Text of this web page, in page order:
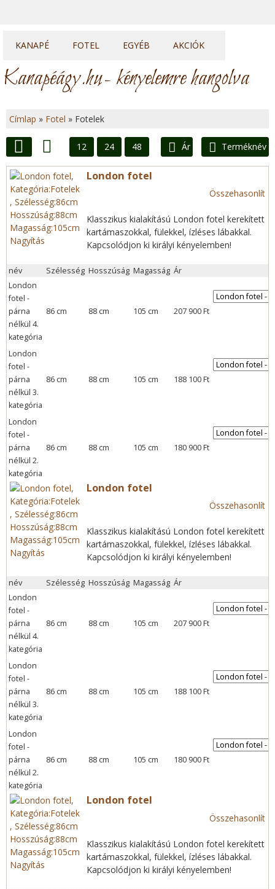
Kanapéágy.hu- kényelemre hangolva
KANAPÉ
Kanapék
Sarok kanapék
Elemes kanapék
FOTEL
Fotelek
Fotelágyak
EGYÉB
Heverők
Franciaágyak
AKCIÓK
J
e
e
n
e
g
i
h
e
l
y
Címlap » Fotel » Fotelek
12 24 48 Ár
Terméknév
Lista
Rács
Nagyítás
London fotel
Összehasonlít
Klasszikus kialakítású London fotel kerekített
kartámaszokkal, fülekkel, ízléses lábakkal.
Kapcsolódjon ki királyi kényelemben!
név Szélesség Hosszúság Magasság Ár
London
fotel -
párna
nélkül 4.
kategória
86 cm 88 cm 105 cm 207 900 Ft
London
fotel -
párna
nélkül 3.
kategória
86 cm 88 cm 105 cm 188 100 Ft
London
fotel -
párna
nélkül 2.
kategória
86 cm 88 cm 105 cm 180 900 Ft
Nagyítás
London fotel
Összehasonlít
Klasszikus kialakítású London fotel kerekített
kartámaszokkal, fülekkel, ízléses lábakkal.
Kapcsolódjon ki királyi kényelemben!
név Szélesség Hosszúság Magasság Ár
London
fotel -
párna
nélkül 4.
kategória
86 cm 88 cm 105 cm 207 900 Ft
London
fotel -
párna
nélkül 3.
kategória
86 cm 88 cm 105 cm 188 100 Ft
London
fotel -
párna
nélkül 2.
kategória
86 cm 88 cm 105 cm 180 900 Ft
Nagyítás
London fotel
Összehasonlít
Klasszikus kialakítású London fotel kerekített
kartámaszokkal, fülekkel, ízléses lábakkal.
Kapcsolódjon ki királyi kényelemben!